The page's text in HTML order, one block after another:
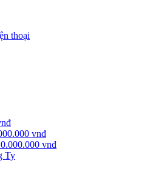
thoại
vnđ
vnđ
Ty